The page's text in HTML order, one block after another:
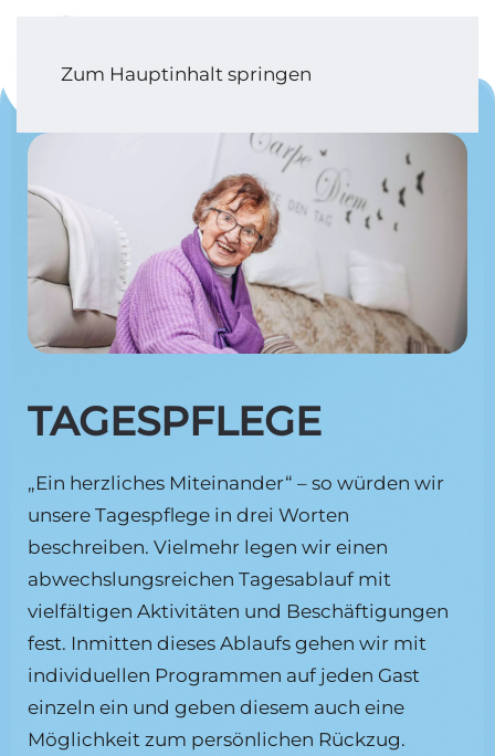
Zum Hauptinhalt springen
TAGESPFLEGE
„Ein herzliches Miteinander“ – so würden wir
unsere Tagespflege in drei Worten
beschreiben. Vielmehr legen wir einen
abwechslungsreichen Tagesablauf mit
vielfältigen Aktivitäten und Beschäftigungen
fest. Inmitten dieses Ablaufs gehen wir mit
individuellen Programmen auf jeden Gast
einzeln ein und geben diesem auch eine
Möglichkeit zum persönlichen Rückzug.